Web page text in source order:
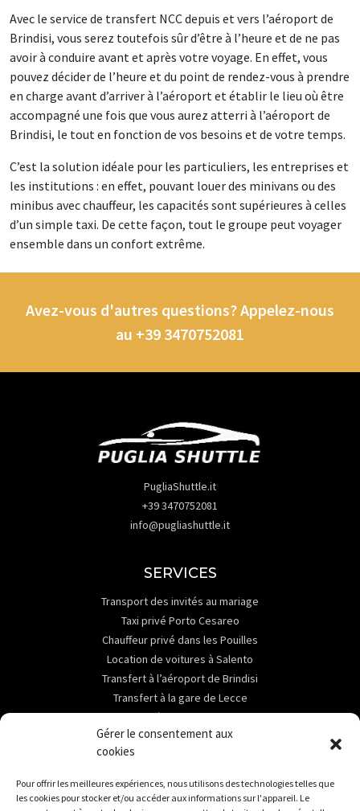
Gérer le consentement aux
cookies
Pour offrir les meilleures expériences, nous utilisons des technologies telles que
les cookies pour stocker et/ou accéder aux informations sur l'appareil. Le
Avec le service de transfert NCC depuis et vers l’aéroport de
Brindisi, vous serez toutefois sûr d’être à l’heure et de ne pas
avoir à conduire avant et après votre voyage. En effet, vous
pouvez décider de l’heure et du point de rendez-vous à prendre
en charge avant d’arriver à l’aéroport et établir le lieu où être
accompagné une fois que vous aurez atterri à l’aéroport de
Brindisi, le tout en fonction de vos besoins et de votre temps.
C’est la solution idéale pour les particuliers, les entreprises et
les institutions : en effet, pouvant louer des minivans ou des
minibus avec chauffeur, les capacités sont supérieures à celles
d’un simple taxi. De cette façon, tout le groupe peut voyager
ensemble dans un confort extrême.
Avez-vous d'autres questions? Appelez-nous
au +39 3470752081
PugliaShuttle.it
+39 3470752081
info@pugliashuttle.it
SERVICES
Transport des invités au mariage
Taxi privé Porto Cesareo
Chauffeur privé dans les Pouilles
Location de voitures à Salento
Transfert à l’aéroport de Brindisi
Transfert à la gare de Lecce
Transfert à la gare de Brindisi
Services